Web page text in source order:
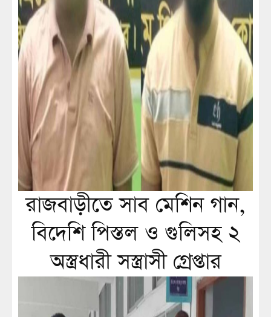
রাজবাড়ীতে সাব মেশিন গান,
বিদেশি পিস্তল ও গুলিসহ ২
অস্ত্রধারী সস্ত্রাসী গ্রেপ্তার